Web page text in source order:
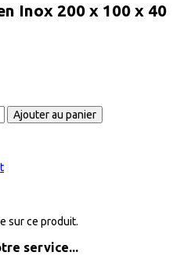
Inox 200 x 100 x 40
sur ce produit.
service...